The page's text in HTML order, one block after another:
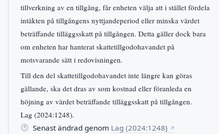
tillverkning av en tillgång, får enheten välja att i stället fördela
intäkten på tillgångens nyttjandeperiod eller minska värdet
beträffande tilläggsskatt på tillgången. Detta gäller dock bara
om enheten har hanterat skattetillgodohavandet på
motsvarande sätt i redovisningen.
Till den del skattetillgodohavandet inte längre kan göras
gällande, ska det dras av som kostnad eller föranleda en
höjning av värdet beträffande tilläggsskatt på tillgången.
Lag (2024:1248).
Senast ändrad genom Lag (2024:1248) ↗